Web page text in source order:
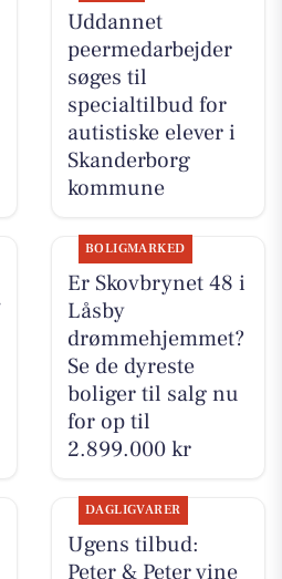
Uddannet
peermedarbejder
søges til
specialtilbud for
autistiske elever i
Skanderborg
kommune
BOLIGMARKED
Er Skovbrynet 48 i
Låsby
drømmehjemmet?
Se de dyreste
boliger til salg nu
for op til
2.899.000 kr
DAGLIGVARER
Ugens tilbud:
Peter & Peter vine